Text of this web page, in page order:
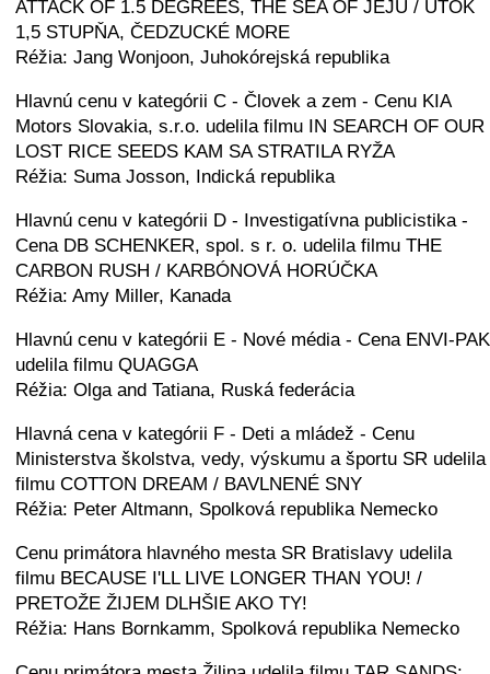
ATTACK OF 1.5 DEGREES, THE SEA OF JEJU / ÚTOK
1,5 STUPŇA, ČEDZUCKÉ MORE
Réžia: Jang Wonjoon, Juhokórejská republika
Hlavnú cenu v kategórii C - Človek a zem - Cenu KIA
Motors Slovakia, s.r.o. udelila filmu IN SEARCH OF OUR
LOST RICE SEEDS KAM SA STRATILA RYŽA
Réžia: Suma Josson, Indická republika
Hlavnú cenu v kategórii D - Investigatívna publicistika -
Cena DB SCHENKER, spol. s r. o. udelila filmu THE
CARBON RUSH / KARBÓNOVÁ HORÚČKA
Réžia: Amy Miller, Kanada
Hlavnú cenu v kategórii E - Nové média - Cena ENVI-PAK
udelila filmu QUAGGA
Réžia: Olga and Tatiana, Ruská federácia
Hlavná cena v kategórii F - Deti a mládež - Cenu
Ministerstva školstva, vedy, výskumu a športu SR udelila
filmu COTTON DREAM / BAVLNENÉ SNY
Réžia: Peter Altmann, Spolková republika Nemecko
Cenu primátora hlavného mesta SR Bratislavy udelila
filmu BECAUSE I'LL LIVE LONGER THAN YOU! /
PRETOŽE ŽIJEM DLHŠIE AKO TY!
Réžia: Hans Bornkamm, Spolková republika Nemecko